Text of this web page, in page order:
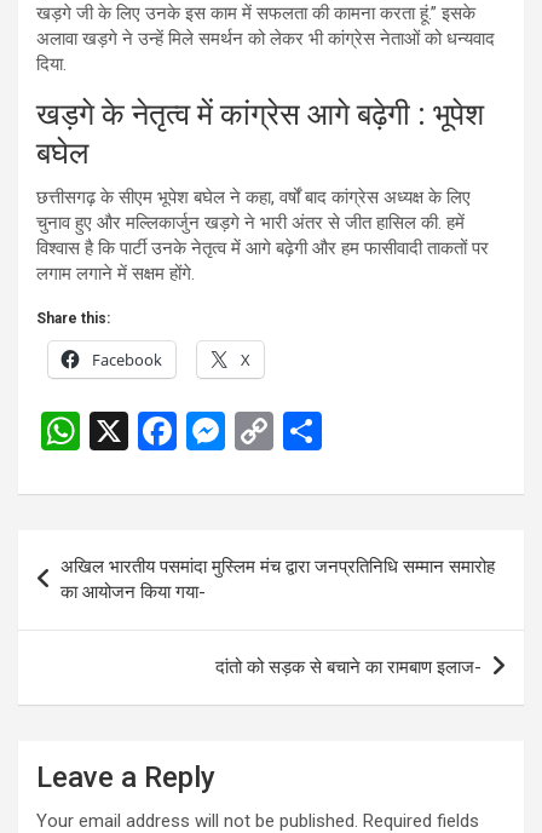
खड़गे जी के लिए उनके इस काम में सफलता की कामना करता हूं.” इसके
अलावा खड़गे ने उन्हें मिले समर्थन को लेकर भी कांग्रेस नेताओं को धन्यवाद
दिया.
खड़गे के नेतृत्व में कांग्रेस आगे बढ़ेगी : भूपेश
बघेल
छत्तीसगढ़ के सीएम भूपेश बघेल ने कहा, वर्षों बाद कांग्रेस अध्यक्ष के लिए
चुनाव हुए और मल्लिकार्जुन खड़गे ने भारी अंतर से जीत हासिल की. हमें
विश्वास है कि पार्टी उनके नेतृत्व में आगे बढ़ेगी और हम फासीवादी ताकतों पर
लगाम लगाने में सक्षम होंगे.
Share this:
Facebook X
W
at
s
A
p
X
F
ce
b
o
o
M
se
n
g
er
C
py
n
k
ar
navigation
अखिल भारतीय पसमांदा मुस्लिम मंच द्वारा जनप्रतिनिधि सम्मान समारोह
का आयोजन किया गया-
दांतो को सड़क से बचाने का रामबाण इलाज-
Leave a Reply
Your email address will not be published. Required fields